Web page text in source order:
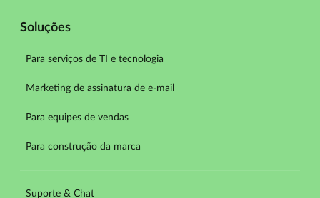
Soluções
Para serviços de TI e tecnologia
Marketing de assinatura de e-mail
Para equipes de vendas
Para construção da marca
Suporte & Chat